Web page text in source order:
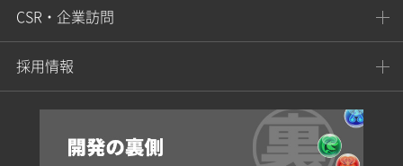
CSR・企業訪問
採用情報